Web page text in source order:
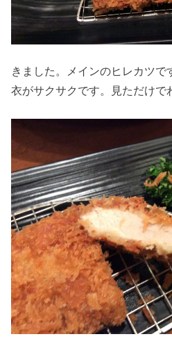
きました。メインのヒレカツで
衣がサクサクです。見ただけで